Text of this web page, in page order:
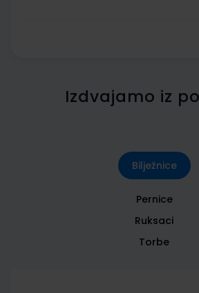
Izdvajamo iz
Bilježnice
Pernice
Ruksaci
Torbe